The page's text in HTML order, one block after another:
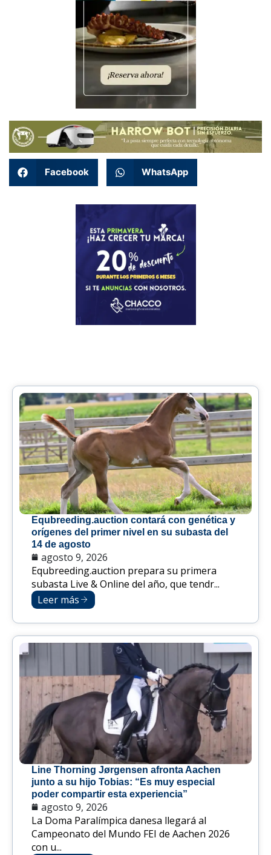
Facebook WhatsApp
Equbreeding.auction contará con genética y
orígenes del primer nivel en su subasta del
14 de agosto
agosto 9, 2026
Equbreeding.auction prepara su primera
subasta Live & Online del año, que tendr...
Leer más
Line Thorning Jørgensen afronta Aachen
junto a su hijo Tobias: “Es muy especial
poder compartir esta experiencia”
agosto 9, 2026
La Doma Paralímpica danesa llegará al
Campeonato del Mundo FEI de Aachen 2026
con u...